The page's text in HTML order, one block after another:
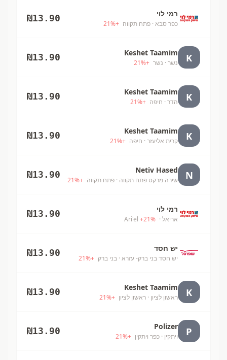
רמי לוי
כפר סבא · פתח תקווה +
21%
₪13.90
K
Keshet Taamim
נשר · נשר +
21%
₪13.90
K
Keshet Taamim
הדר · חיפה +
21%
₪13.90
K
Keshet Taamim
קרית אליעזר · חיפה +
21%
₪13.90
N
Netiv Hased
שירה מרקט פתח תקווה · פתח תקווה +
21%
₪13.90
רמי לוי
אריאל · Ari'el
+21%
₪13.90
יש חסד
יש חסד בני ברק- עזרא · בני ברק +
21%
₪13.90
K
Keshet Taamim
ראשון לציון · ראשון לציון +
21%
₪13.90
P
Polizer
ויתקין · כפר ויתקין +
21%
₪13.90